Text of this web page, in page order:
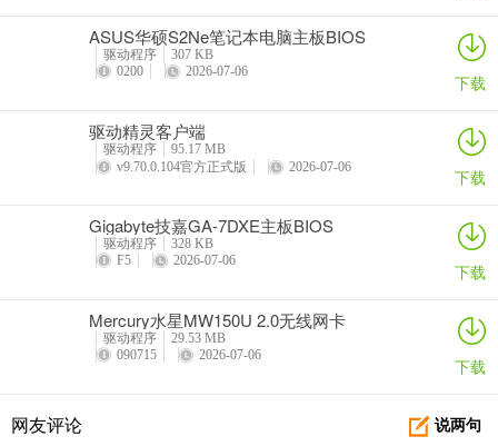
ASUS华硕S2Ne笔记本电脑主板BIOS
驱动程序
307 KB
0200
2026-07-06 下载
驱动精灵客户端
驱动程序
95.17 MB
v9.70.0.104官方正式版
2026-07-06 下载
Gigabyte技嘉GA-7DXE主板BIOS
驱动程序
328 KB
F5
2026-07-06 下载
Mercury水星MW150U 2.0无线网卡
驱动程序
29.53 MB
090715
2026-07-06 下载
说两句
网友评论